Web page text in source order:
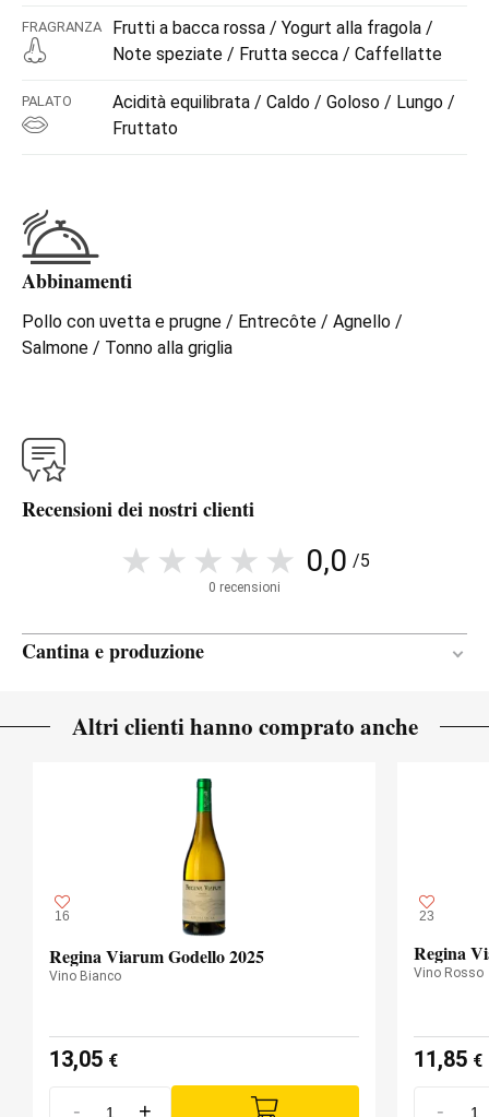
FRAGRANZA
Frutti a bacca rossa / Yogurt alla fragola /
Note speziate / Frutta secca / Caffellatte
PALATO
Acidità equilibrata / Caldo / Goloso / Lungo /
Fruttato
Abbinamenti
Pollo con uvetta e prugne / Entrecôte / Agnello /
Salmone / Tonno alla griglia
Recensioni dei nostri clienti
0,0 /5
0 recensioni
Cantina e produzione
FERMENTAZIONE
Botti
Altri clienti hanno comprato anche
16
Regina Viarum Godello 2025
Vino Bianco
13,05 €
- +
23
Regina
Vino Rosso
11,85 €
-